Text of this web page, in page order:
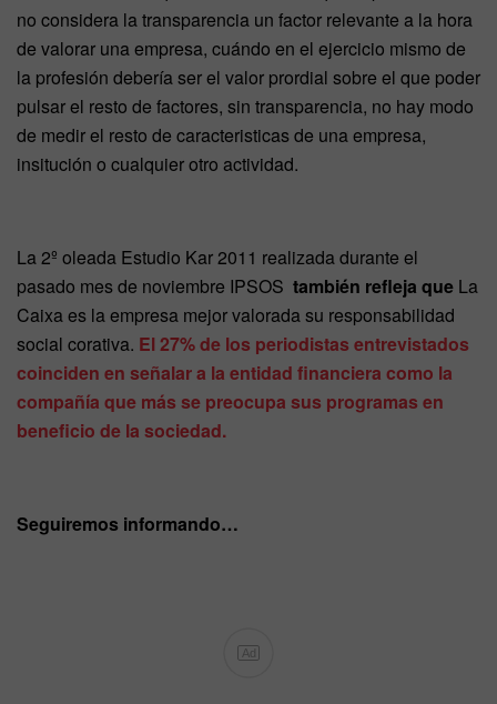
no considera la transparencia un factor relevante a la hora
de valorar una empresa, cuándo en el ejercicio mismo de
la profesión debería ser el valor prordial sobre el que poder
pulsar el resto de factores, sin transparencia, no hay modo
de medir el resto de caracteristicas de una empresa,
insitución o cualquier otro actividad.
La 2º oleada Estudio Kar 2011 realizada durante el
pasado mes de noviembre IPSOS también refleja que La
Caixa es la empresa mejor valorada su responsabilidad
social corativa. El 27% de los periodistas entrevistados
coinciden en señalar a la entidad financiera como la
compañía que más se preocupa sus programas en
beneficio de la sociedad.
Seguiremos informando…
Ad